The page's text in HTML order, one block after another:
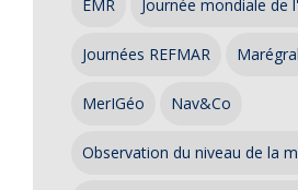
EMR Journée mondiale de
Journées REFMAR
MerIGéo Nav&Co
Observation du niveau de la